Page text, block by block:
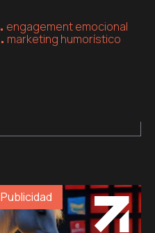
engagement emocional
marketing humorístico
Publicidad